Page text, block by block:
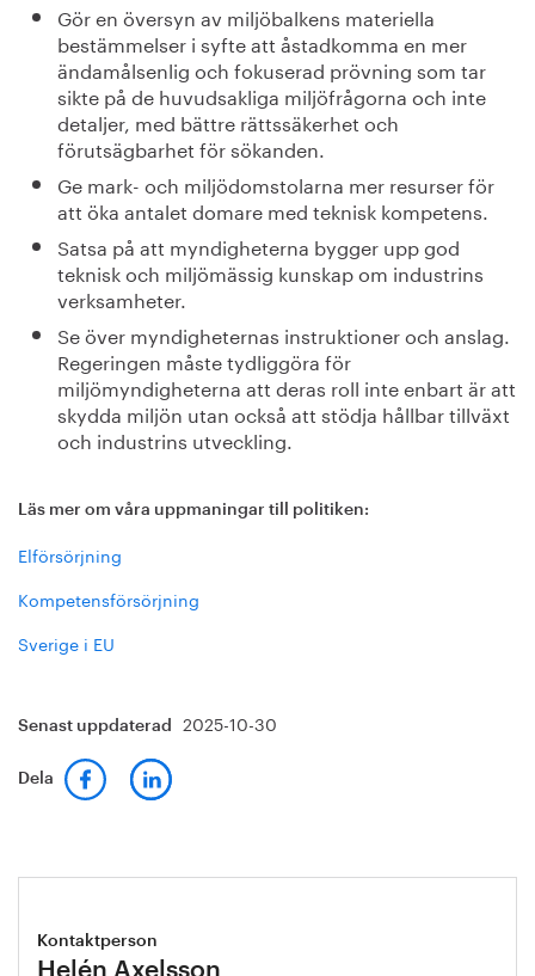
Gör en översyn av miljöbalkens materiella
bestämmelser i syfte att åstadkomma en mer
ändamålsenlig och fokuserad prövning som tar
sikte på de huvudsakliga miljöfrågorna och inte
detaljer, med bättre rättssäkerhet och
förutsägbarhet för sökanden.
Ge mark- och miljödomstolarna mer resurser för
att öka antalet domare med teknisk kompetens.
Satsa på att myndigheterna bygger upp god
teknisk och miljömässig kunskap om industrins
verksamheter.
Se över myndigheternas instruktioner och anslag.
Regeringen måste tydliggöra för
miljömyndigheterna att deras roll inte enbart är att
skydda miljön utan också att stödja hållbar tillväxt
och industrins utveckling.
Läs mer om våra uppmaningar till politiken:
Elförsörjning
Kompetensförsörjning
Sverige i EU
Senast uppdaterad 2025-10-30
Dela
Kontaktperson
Helén Axelsson